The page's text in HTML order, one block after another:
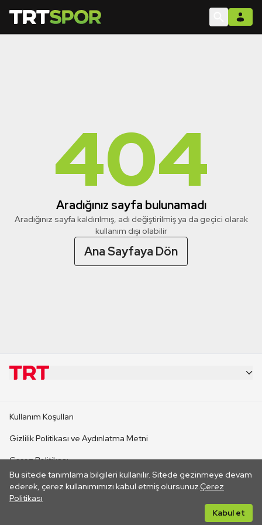
404
Aradığınız sayfa bulunamadı
Aradığınız sayfa kaldırılmış, adı değiştirilmiş ya da geçici olarak
kullanım dışı olabilir
Ana Sayfaya Dön
Bu sitede tanımlama bilgileri kullanılır. Sitede gezinmeye devam
ederek, çerez kullanımımızı kabul etmiş olursunuz.Çerez
Politikası
Kabul et
CANLI YAYINLAR
Kullanım Koşulları
Gizlilik Politikası ve Aydınlatma Metni
Çerez Politikası
İletişim
Her hakkı saklıdır. ©2026 TRT. Bağlantı yoluyla gidilen dış